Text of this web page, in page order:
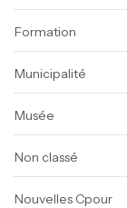
Formation
Municipalité
Musée
Non classé
Nouvelles Cpour